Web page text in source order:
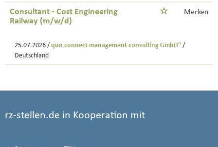
Consultant - Cost Engineering
Railway (m/w/d)
Merken
25.07.2026 / quo connect management consulting GmbH'' /
Deutschland
rz-stellen.de in Kooperation mit